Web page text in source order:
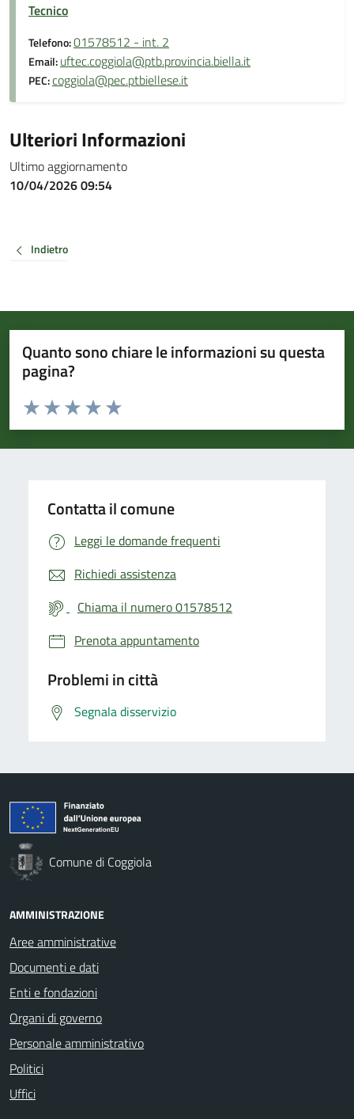
Tecnico
Telefono:01578512 - int. 2
Email:uftec.coggiola@ptb.provincia.biella.it
PEC:coggiola@pec.ptbiellese.it
Ulteriori Informazioni
Ultimo aggiornamento
10/04/2026 09:54
Indietro
Quanto sono chiare le informazioni su questa
pagina?
Valuta da 1 a 5 stelle la pagina
Valuta 5 stelle su 5
Valuta 4 stelle su 5
Valuta 3 stelle su 5
Valuta 2 stelle su 5
Valuta 1 stelle su 5
Contatta il comune
Leggi le domande frequenti
Richiedi assistenza
Chiama il numero 01578512
Prenota appuntamento
Problemi in città
Segnala disservizio
Comune di Coggiola
AMMINISTRAZIONE
Aree amministrative
Documenti e dati
Enti e fondazioni
Organi di governo
Personale amministrativo
Politici
Uffici